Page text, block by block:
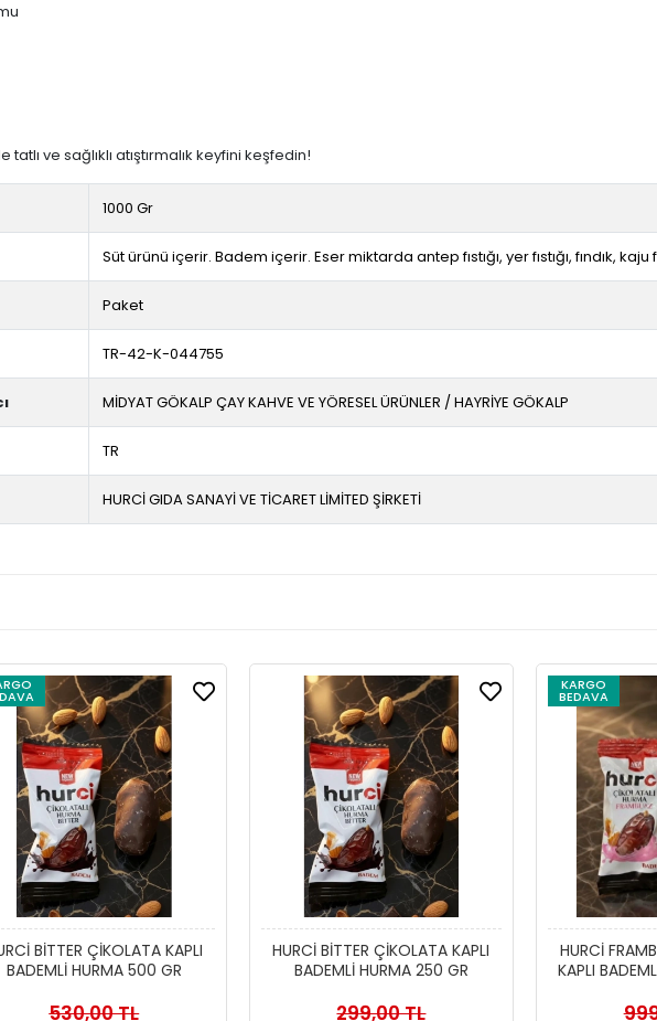
ve sağlıklı atıştırmalık keyfini keşfedin!
1000 Gr
Süt ürünü içerir. Badem içerir. Eser miktarda antep fıstığı, yer fıstığı, fındık,
Paket
TR-42-K-044755
MİDYAT GÖKALP ÇAY KAHVE VE YÖRESEL ÜRÜNLER / HAYRİYE GÖKALP
TR
HURCİ GIDA SANAYİ VE TİCARET LİMİTED ŞİRKETİ
BİTTER ÇİKOLATA KAPLI
BADEMLİ HURMA 500 GR
530,00 TL
HURCİ BİTTER ÇİKOLATA KAPLI
BADEMLİ HURMA 250 GR
299,00 TL
KARGO
BEDAVA
HURCİ
KAPLI